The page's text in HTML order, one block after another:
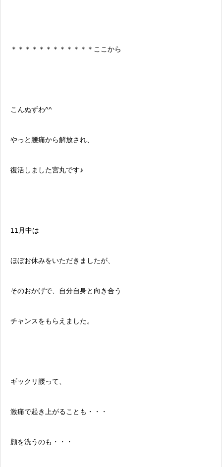
＊＊＊＊＊＊＊＊＊＊＊＊ここから
こんぬずわ^^
やっと腰痛から解放され、
復活しました宮丸です♪
11月中は
ほぼお休みをいただきましたが、
そのおかげで、自分自身と向き合う
チャンスをもらえました。
ギックリ腰って、
激痛で起き上がることも・・・
顔を洗うのも・・・